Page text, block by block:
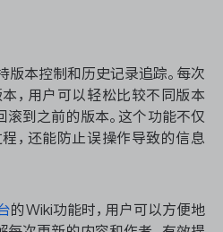
版本控制和历史记录追踪。每次
，用户可以轻松比较不同版本
滚到之前的版本。这个功能不仅
，还能防止误操作导致的信息
的Wiki功能时，用户可以方便地